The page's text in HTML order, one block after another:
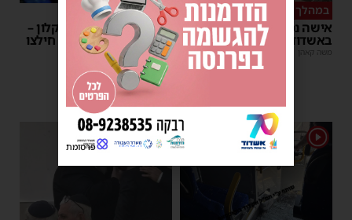
במהלך העבודה
אישה נפלה מסולם במחסן
באשדוד
משה קאהן
צפו
תינוק ננעל ברכב באשקלון –
המתנדבים האשדודים חילצו
אותו בשלום
משה קאהן |
11:53
1
1 פרסומת